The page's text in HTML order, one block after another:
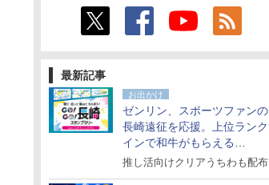
最新記事
お出かけ
ゼンリン、スポーツファンの
長崎遠征を応援。上位ランク
インで和牛がもらえる
「GO！GO！長崎スタンプラ
推し活向けクリアうちわも配布